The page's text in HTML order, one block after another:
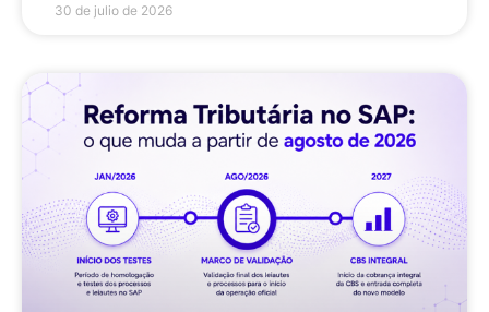
30 de julio de 2026